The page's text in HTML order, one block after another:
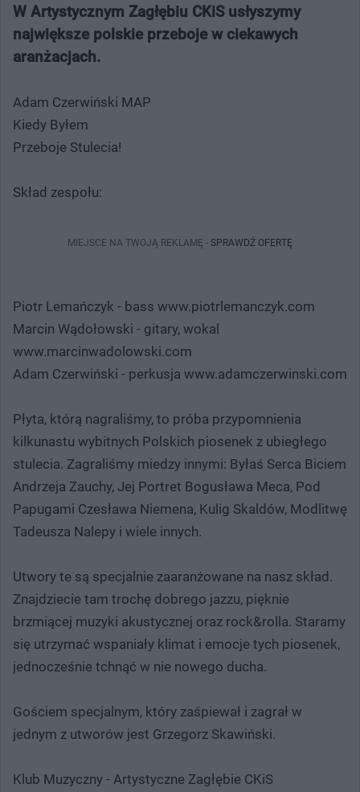
W Artystycznym Zagłębiu CKiS usłyszymy
największe polskie przeboje w ciekawych
aranżacjach.
Adam Czerwiński MAP
Kiedy Byłem
Przeboje Stulecia!
Skład zespołu:
MIEJSCE NA TWOJĄ REKLAMĘ - SPRAWDŹ OFERTĘ
Piotr Lemańczyk - bass www.piotrlemanczyk.com
Marcin Wądołowski - gitary, wokal
www.marcinwadolowski.com
Adam Czerwiński - perkusja www.adamczerwinski.com
Płyta, którą nagraliśmy, to próba przypomnienia
kilkunastu wybitnych Polskich piosenek z ubiegłego
stulecia. Zagraliśmy miedzy innymi: Byłaś Serca Biciem
Andrzeja Zauchy, Jej Portret Bogusława Meca, Pod
Papugami Czesława Niemena, Kulig Skaldów, Modlitwę
Tadeusza Nalepy i wiele innych.
Utwory te są specjalnie zaaranżowane na nasz skład.
Znajdziecie tam trochę dobrego jazzu, pięknie
brzmiącej muzyki akustycznej oraz rock&rolla. Staramy
się utrzymać wspaniały klimat i emocje tych piosenek,
jednocześnie tchnąć w nie nowego ducha.
Gościem specjalnym, który zaśpiewał i zagrał w
jednym z utworów jest Grzegorz Skawiński.
Klub Muzyczny - Artystyczne Zagłębie CKiS